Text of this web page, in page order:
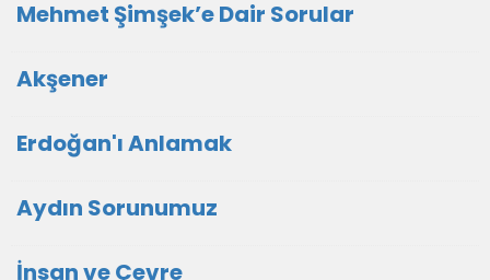
Mehmet Şimşek’e Dair Sorular
Akşener
Erdoğan'ı Anlamak
Aydın Sorunumuz
İnsan ve Çevre